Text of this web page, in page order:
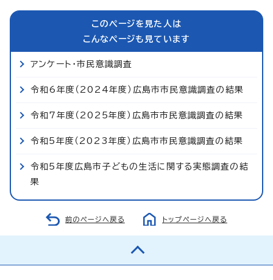
このページを見た人は
こんなページも見ています
アンケート・市民意識調査
令和6年度（2024年度）広島市市民意識調査の結果
令和7年度（2025年度）広島市市民意識調査の結果
令和5年度（2023年度）広島市市民意識調査の結果
令和5年度広島市子どもの生活に関する実態調査の結
果
前のページへ戻る トップページへ戻る